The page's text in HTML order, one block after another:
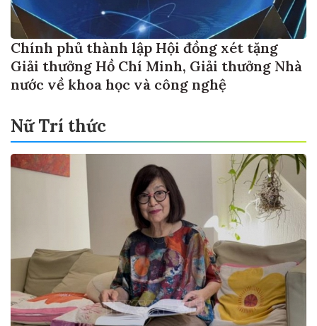
Chính phủ thành lập Hội đồng xét tặng
Giải thưởng Hồ Chí Minh, Giải thưởng Nhà
nước về khoa học và công nghệ
Nữ Trí thức